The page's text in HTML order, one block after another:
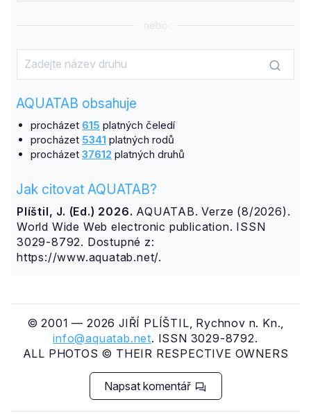
nebo
AQUATAB obsahuje
procházet 615 platných čeledí
procházet 5341 platných rodů
procházet 37612 platných druhů
Jak citovat AQUATAB?
Plíštil, J. (Ed.) 2026. AQUATAB. Verze (8/2026).
World Wide Web electronic publication. ISSN
3029-8792. Dostupné z:
https://www.aquatab.net/.
© 2001 — 2026 JIŘÍ PLÍŠTIL, Rychnov n. Kn.,
info@aquatab.net. ISSN 3029-8792.
ALL PHOTOS © THEIR RESPECTIVE OWNERS
Napsat komentář